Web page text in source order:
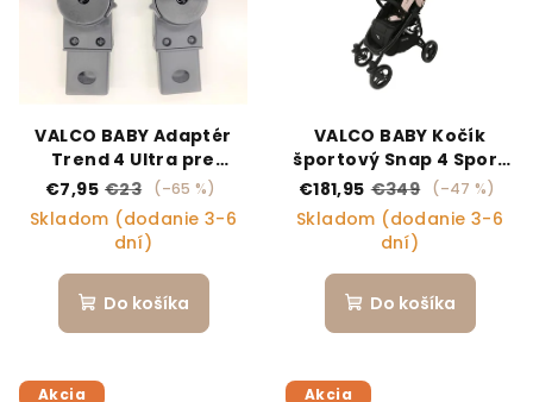
VALCO BABY Adaptér
Trend 4 Ultra pre
vaničku
€7,95 €23 (–65 %)
Skladom (dodanie 3-6
dní)
Do košíka
VALCO BABY Kočík
športový Snap 4 Sport
Zephyr
€181,95 €349 (–47 %)
Skladom (dodanie 3-6
dní)
Do košíka
Akcia Akcia